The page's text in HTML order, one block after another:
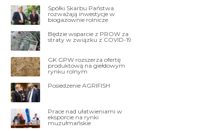
Spółki Skarbu Państwa
rozważają inwestycje w
biogazownie rolnicze
Będzie wsparcie z PROW za
straty w związku z COVID-19
GK GPW rozszerza ofertę
produktową na giełdowym
rynku rolnym
Posiedzenie AGRIFISH
Prace nad ułatwieniami w
eksporcie na rynki
muzułmańskie